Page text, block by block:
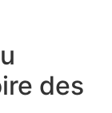
des